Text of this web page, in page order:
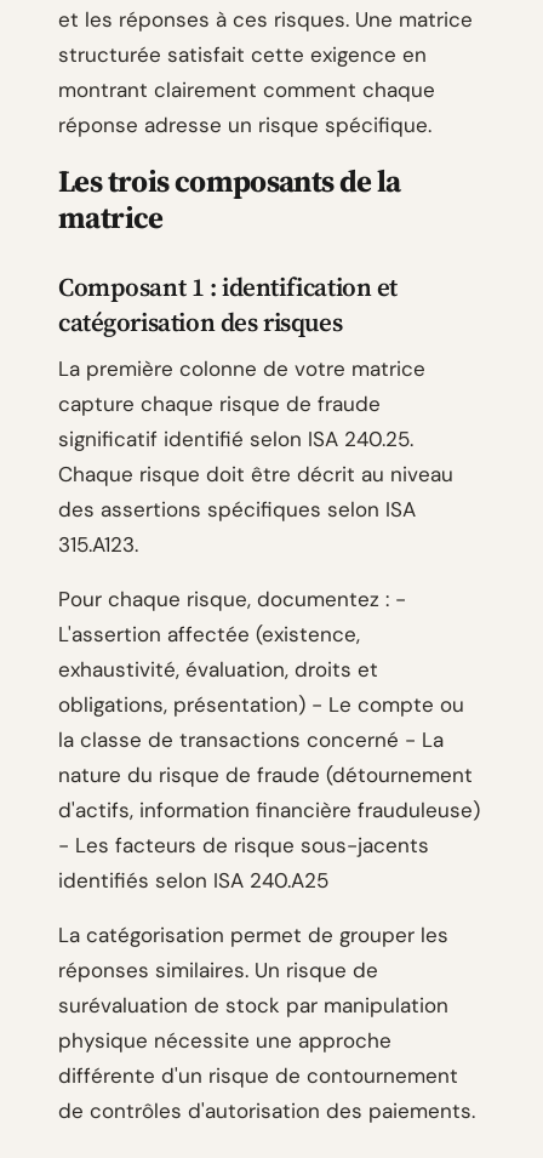
et les réponses à ces risques. Une matrice
structurée satisfait cette exigence en
montrant clairement comment chaque
réponse adresse un risque spécifique.
Les trois composants de la
matrice
Composant 1 : identification et
catégorisation des risques
La première colonne de votre matrice
capture chaque risque de fraude
significatif identifié selon ISA 240.25.
Chaque risque doit être décrit au niveau
des assertions spécifiques selon ISA
315.A123.
Pour chaque risque, documentez : -
L'assertion affectée (existence,
exhaustivité, évaluation, droits et
obligations, présentation) - Le compte ou
la classe de transactions concerné - La
nature du risque de fraude (détournement
d'actifs, information financière frauduleuse)
- Les facteurs de risque sous-jacents
identifiés selon ISA 240.A25
La catégorisation permet de grouper les
réponses similaires. Un risque de
surévaluation de stock par manipulation
physique nécessite une approche
différente d'un risque de contournement
de contrôles d'autorisation des paiements.